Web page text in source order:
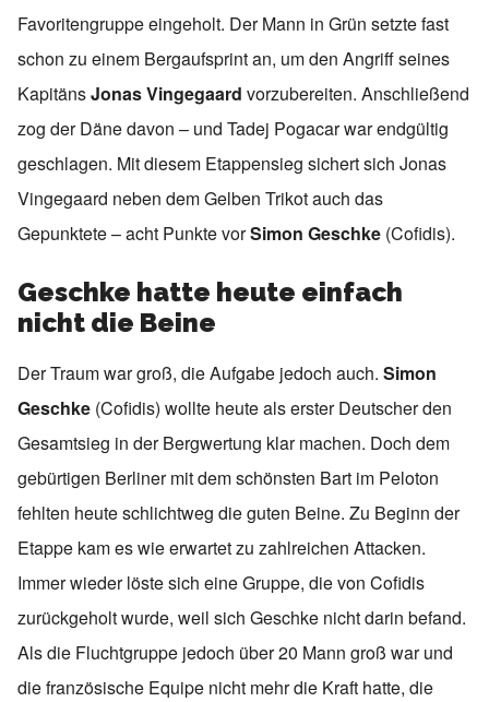
Favoritengruppe eingeholt. Der Mann in Grün setzte fast
schon zu einem Bergaufsprint an, um den Angriff seines
KapitänsJonas Vingegaard vorzubereiten. Anschließend
zog der Däne davon – und Tadej Pogacar war endgültig
geschlagen. Mit diesem Etappensieg sichert sich Jonas
Vingegaard neben dem Gelben Trikot auch das
Gepunktete – acht Punkte vorSimon Geschke (Cofidis).
Geschke hatte heute einfach
nicht die Beine
Der Traum war groß, die Aufgabe jedoch auch. Simon
Geschke (Cofidis) wollte heute als erster Deutscher den
Gesamtsieg in der Bergwertung klar machen. Doch dem
gebürtigen Berliner mit dem schönsten Bart im Peloton
fehlten heute schlichtweg die guten Beine. Zu Beginn der
Etappe kam es wie erwartet zu zahlreichen Attacken.
Immer wieder löste sich eine Gruppe, die von Cofidis
zurückgeholt wurde, weil sich Geschke nicht darin befand.
Als die Fluchtgruppe jedoch über 20 Mann groß war und
die französische Equipe nicht mehr die Kraft hatte, die